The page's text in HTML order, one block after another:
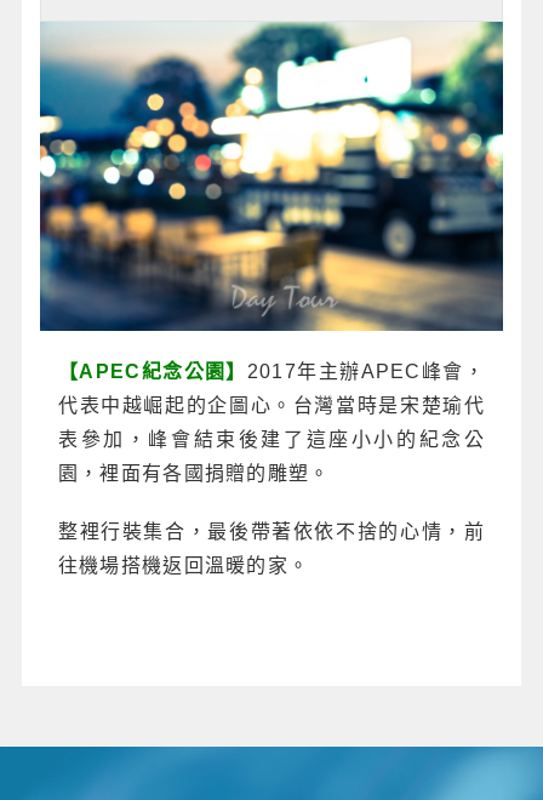
【APEC紀念公園】 2017年主辦APEC峰會，
代表中越崛起的企圖心。台灣當時是宋楚瑜代
表參加，峰會結束後建了這座小小的紀念公
園，裡面有各國捐贈的雕塑。
整裡行裝集合，最後帶著依依不捨的心情，前
往機場搭機返回溫暖的家。